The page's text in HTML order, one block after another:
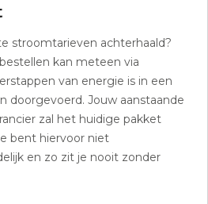
stroomtarieven achterhaald?
kan meteen via
van energie is in een
doorgevoerd. Jouw aanstaande
zal het huidige pakket
bent hiervoor niet
en zo zit je nooit zonder